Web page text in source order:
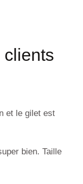
clients
et le gilet est
bien. Taille